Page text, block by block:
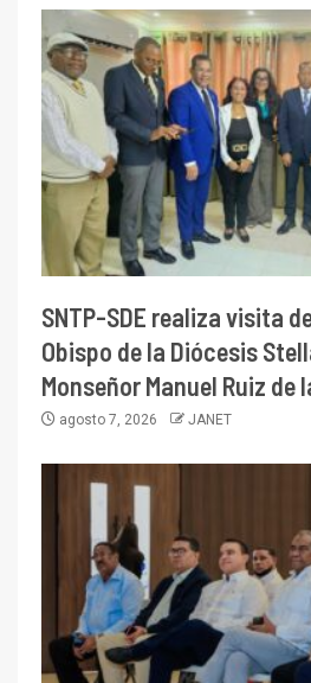
SNTP-SDE realiza visita
Obispo de la Diócesis
Monseñor Manuel Ruiz de
agosto 7, 2026 JANET